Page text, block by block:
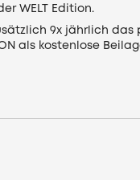
WELT Edition.
9x jährlich das
als kostenlose